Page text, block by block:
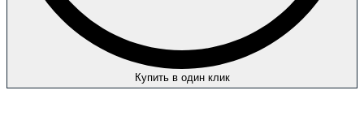
Купить в один клик